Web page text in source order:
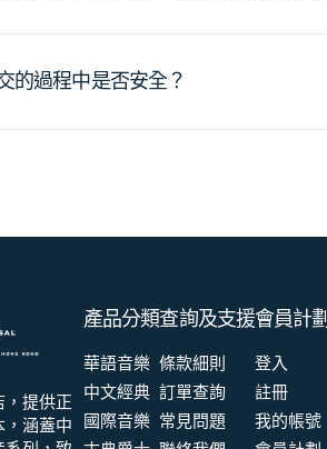
的過程中是否安全？
提供正
，涵蓋中
產品分類
華語音樂
中文經典
國際音樂
查詢及支援
條款細則
訂單查詢
常見問題
會員計劃
登入
註冊
我的帳號